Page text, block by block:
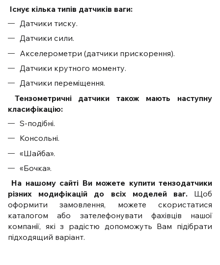
Існує кілька типів датчиків ваги:
Датчики тиску.
Датчики сили.
Акселерометри (датчики прискорення).
Датчики крутного моменту.
Датчики переміщення.
Тензометричні датчики також мають наступну
класифікацію:
S-подібні.
Консольні.
«Шайба».
«Бочка».
На нашому сайті Ви можете купити тензодатчики
різних модифікацій до всіх моделей ваг.Щоб
оформити замовлення, можете скористатися
каталогом або зателефонувати фахівців нашої
компанії, які з радістю допоможуть Вам підібрати
підходящий варіант.